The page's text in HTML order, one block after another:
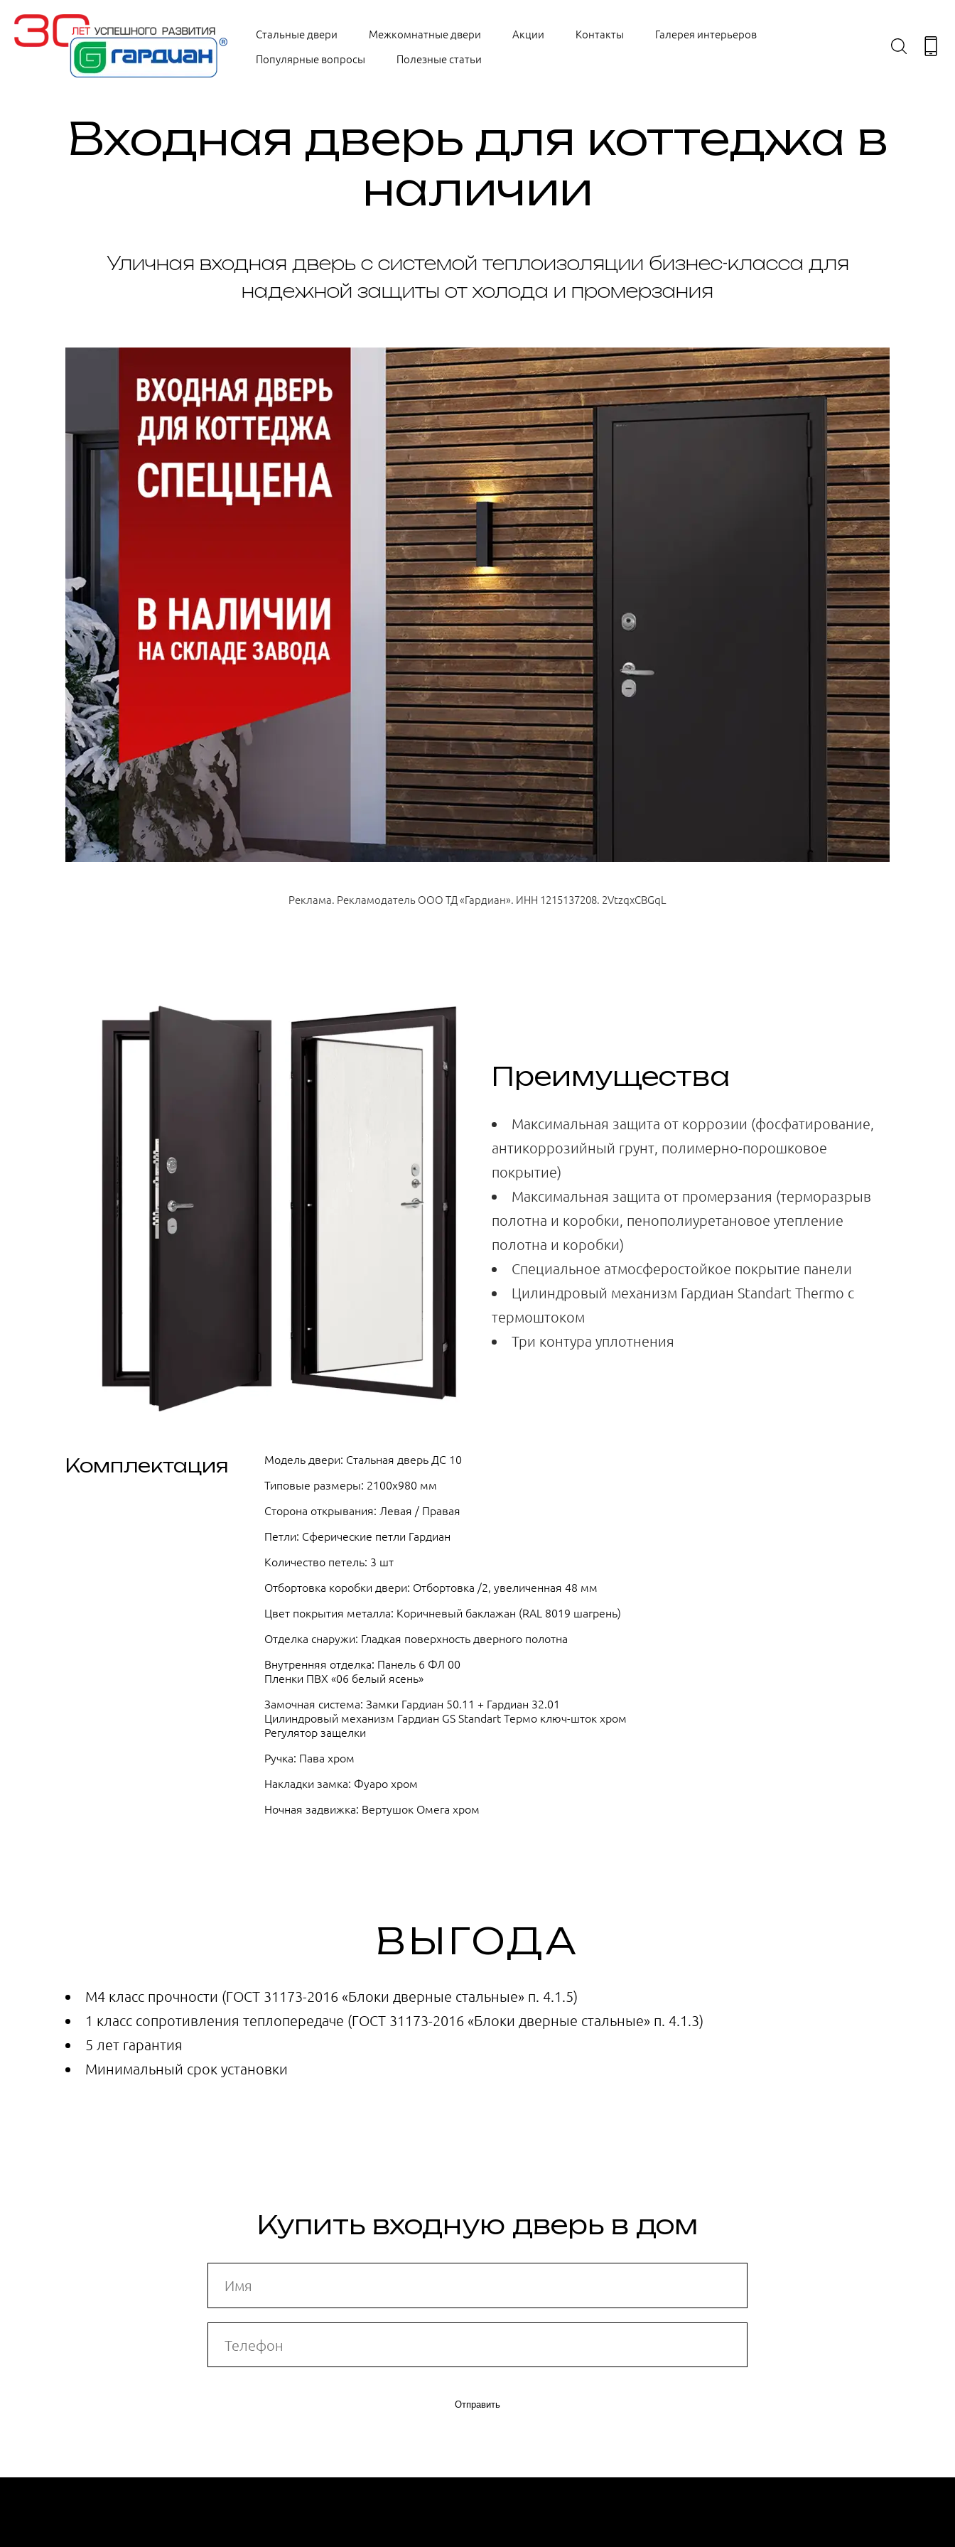
Стальные двери Межкомнатные двери Акции Контакты
Галерея интерьеров
Популярные вопросы
Полезные статьи
Входная дверь для коттеджа в
наличии
Уличная входная дверь с системой теплоизоляции бизнес-класса для
надежной защиты от холода и промерзания
Реклама. Рекламодатель ООО ТД «Гардиан». ИНН 1215137208. 2VtzqxCBGqL
Преимущества
Максимальная защита от коррозии (фосфатирование,
антикоррозийный грунт, полимерно-порошковое
покрытие)
Максимальная защита от промерзания (терморазрыв
полотна и коробки, пенополиуретановое утепление
полотна и коробки)
Специальное атмосферостойкое покрытие панели
Цилиндровый механизм Гардиан Standart Thermo с
термоштоком
Три контура уплотнения
Комплектация
Модель двери: Стальная дверь ДС 10
Типовые размеры: 2100х980 мм
Сторона открывания: Левая / Правая
Петли: Сферические петли Гардиан
Количество петель: 3 шт
Отбортовка коробки двери: Отбортовка /2, увеличенная 48 мм
Цвет покрытия металла: Коричневый баклажан (RAL 8019 шагрень)
Отделка снаружи: Гладкая поверхность дверного полотна
Внутренняя отделка: Панель 6 ФЛ 00
Пленки ПВХ «06 белый ясень»
Замочная система: Замки Гардиан 50.11 + Гардиан 32.01
Цилиндровый механизм Гардиан GS Standart Термо ключ-шток хром
Регулятор защелки
Ручка: Пава хром
Накладки замка: Фуаро хром
Ночная задвижка: Вертушок Омега хром
ВЫГОДА
М4 класс прочности (ГОСТ 31173-2016 «Блоки дверные стальные» п. 4.1.5)
1 класс сопротивления теплопередаче (ГОСТ 31173-2016 «Блоки дверные стальные» п. 4.1.3)
5 лет гарантия
Минимальный срок установки
Купить входную дверь в дом
Отправить